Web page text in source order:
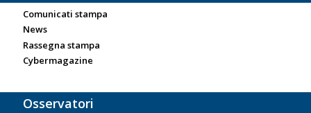
Comunicati stampa
News
Rassegna stampa
Cybermagazine
Osservatori